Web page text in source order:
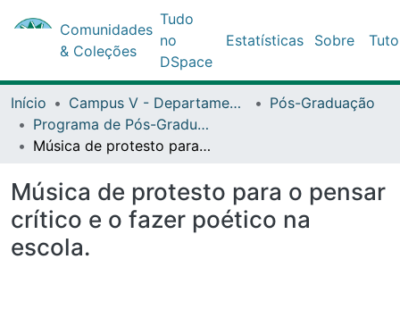
Comunidades
& Coleções
Tudo
no
DSpace
Estatísticas Sobre
Início Campus V - Departamento de Ciências Humanas (DCH) - Santo Antônio de Jesus
Pós-Graduação
Programa de Pós-Graduação Stricto Sensu (Mestrado Profissional) Profissional em Letras (Profletras)
Música de protesto para o pensar crítico e o fazer poético na escola.
Música de protesto para o pensar
crítico e o fazer poético na
escola.